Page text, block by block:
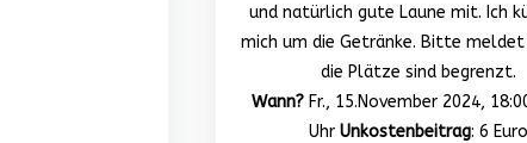
und natürlich gute Laune mit. Ich
mich um die Getränke. Bitte meldet
die Plätze sind begrenzt.
Wann? Fr., 15.November 2024,
Uhr Unkostenbeitrag: 6 Euro